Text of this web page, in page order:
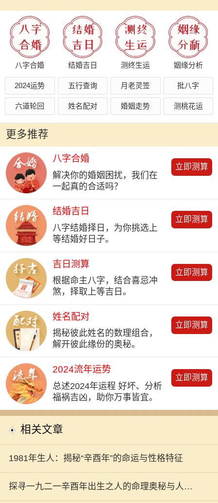
八字合婚 结婚吉日 测终生运 姻缘分析
2024运势 五行查询 月老灵签 批八字
六道轮回 姓名配对 婚姻走势 测桃花运
更多推荐
八字合婚
解决你的婚姻困扰，我们在
一起真的合适吗？
立即测算
结婚吉日
八字结婚择日，为你挑选上
等结婚好日子。
立即测算
吉日测算
根据命主八字，结合喜忌冲
煞，择取上等吉日。
立即测算
姓名配对
揭秘彼此姓名的数理组合，
解开彼此缘份的奥秘。
立即测算
2024流年运势
总述2024年运程 好坏、分析
福祸吉凶，助你万事皆宜。
立即测算
相关文章
1981年生人：揭秘“辛酉年”的命运与性格特征
探寻一九二一辛酉年出生之人的命理奥秘与人生